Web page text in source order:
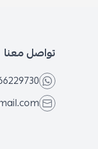
تواصل معنا